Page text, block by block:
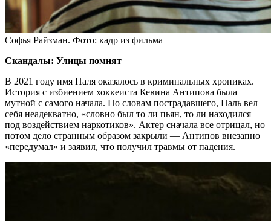
Софья Райзман. Фото: кадр из фильма
Скандалы: Улицы помнят
В 2021 году имя Паля оказалось в криминальных хрониках.
История с избиением хоккеиста Кевина Антипова была
мутной с самого начала. По словам пострадавшего, Паль вел
себя неадекватно, «словно был то ли пьян, то ли находился
под воздействием наркотиков». Актер сначала все отрицал, но
потом дело странным образом закрыли — Антипов внезапно
«передумал» и заявил, что получил травмы от падения.